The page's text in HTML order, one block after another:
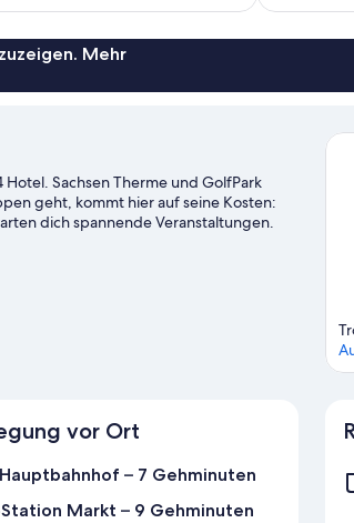
Mehr
Sachsen Therme und GolfPark
geht, kommt hier auf seine Kosten:
dich spannende Veranstaltungen.
vor Ort
– 7 Gehminuten
Markt – 9 Gehminuten